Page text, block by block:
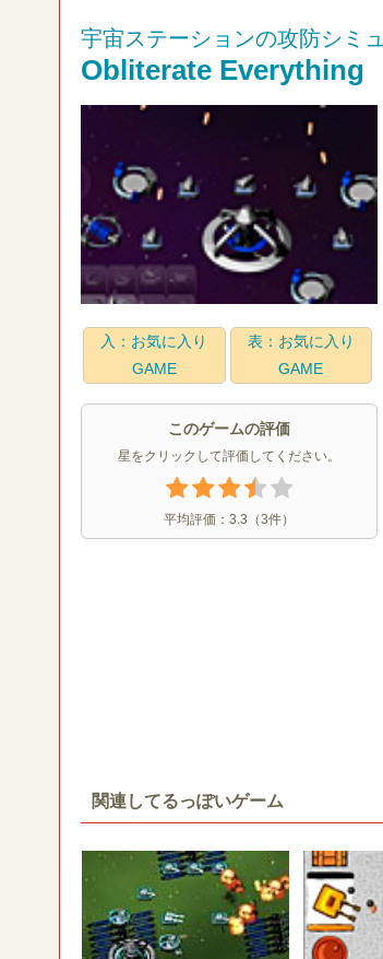
宇宙ステーションの攻防シミ
Obliterate Everything
入：お気に入り
GAME
表：お気に入り
GAME
このゲームの評価
星をクリックして評価してください。
平均評価： 3.3 （3件）
関連してるっぽいゲーム